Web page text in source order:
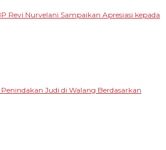
Revi Nurvelani Sampaikan Apresiasi kepada
Penindakan Judi di Walang Berdasarkan